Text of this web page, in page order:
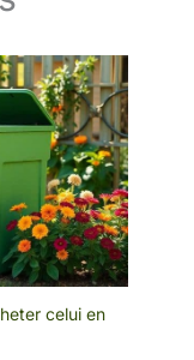
celui en